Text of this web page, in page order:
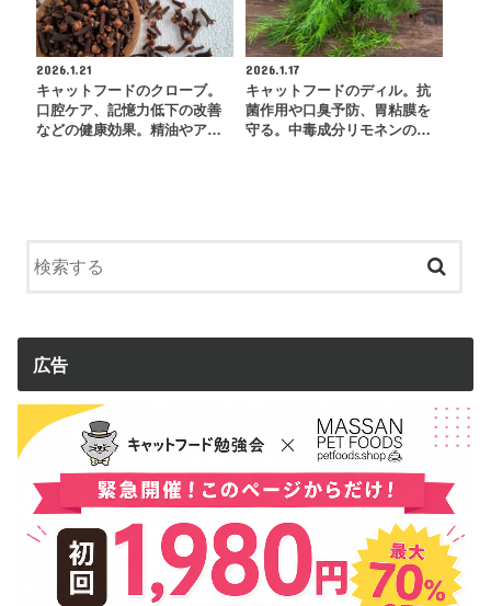
2026.1.21
キャットフードのクローブ。
口腔ケア、記憶力低下の改善
などの健康効果。精油やア…
2026.1.17
キャットフードのディル。抗
菌作用や口臭予防、胃粘膜を
守る。中毒成分リモネンの…
広告